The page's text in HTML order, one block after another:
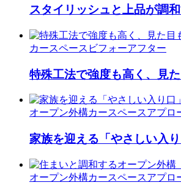
スタイリッシュと上品が調
カースペース ビフォーアフター
特殊工法で強度も高く、見
オープン外構カースペースアプロ
家族を迎える「やさしい入
オープン外構カースペースアプロ